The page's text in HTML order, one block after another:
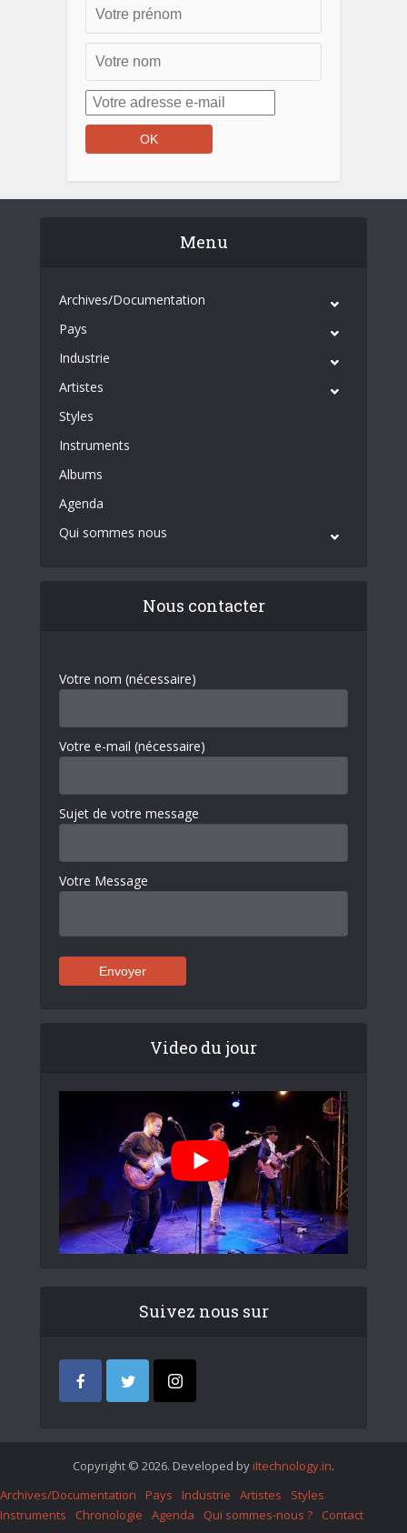
Menu
Archives/Documentation
Pays
Industrie
Artistes
Styles
Instruments
Albums
Agenda
Qui sommes nous
Nous contacter
Votre nom (nécessaire)
Votre e-mail (nécessaire)
Sujet de votre message
Votre Message
Video du jour
Suivez nous sur
Copyright © 2026. Developed by iItechnology.in.
Archives/Documentation
Pays Industrie Artistes
Styles
Instruments
Chronologie Agenda Qui sommes-nous ? Contact